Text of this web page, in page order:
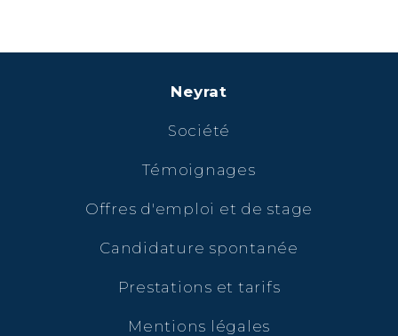
Neyrat
Société
Témoignages
Offres d'emploi et de stage
Candidature spontanée
Prestations et tarifs
Mentions légales